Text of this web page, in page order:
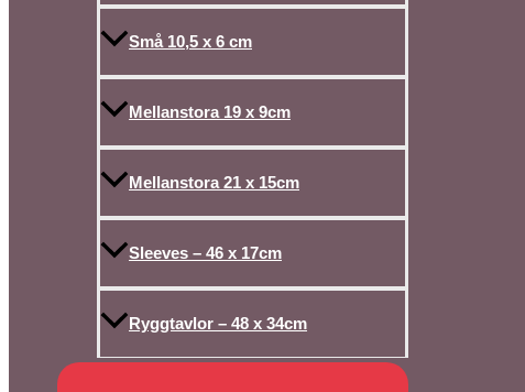
Små 10,5 x 6 cm
Mellanstora 19 x 9cm
Mellanstora 21 x 15cm
Sleeves – 46 x 17cm
Ryggtavlor – 48 x 34cm